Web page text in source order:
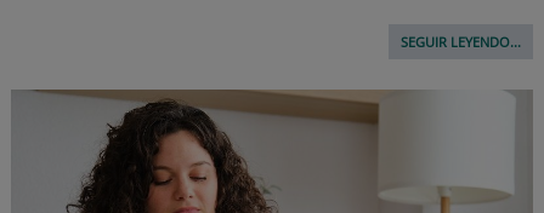
SEGUIR LEYENDO...